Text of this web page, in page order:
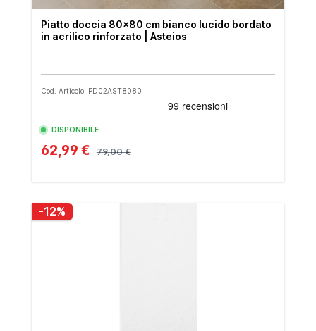
Piatto doccia 80x80 cm bianco lucido bordato
in acrilico rinforzato | Asteios
Cod. Articolo: PD02AST8080
DISPONIBILE
62,99 € 79,00 €
-12%